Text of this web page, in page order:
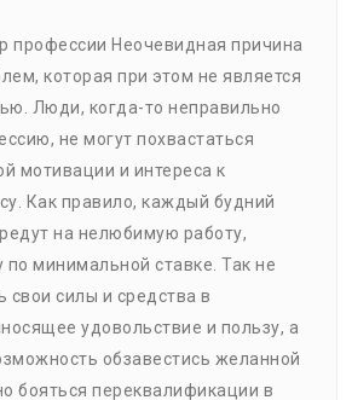
профессии Неочевидная причина
которая при этом не является
Люди, когда-то неправильно
не могут похвастаться
мотивации и интереса к
Как правило, каждый будний
на нелюбимую работу,
по минимальной ставке. Так не
свои силы и средства в
удовольствие и пользу, а
обзавестись желанной
бояться переквалификации в